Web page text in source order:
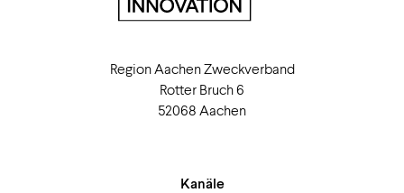
Region Aachen Zweckverband
Rotter Bruch 6
52068 Aachen
Kanäle